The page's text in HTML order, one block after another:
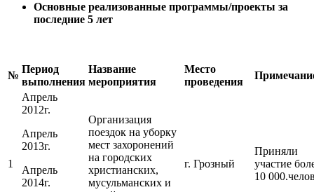
Основные реализованные программы/проекты за
последние 5 лет
№
Период
выполнения
Название
мероприятия
Место
проведения
1
Апрель
2012г.
Апрель
2013г.
Апрель
2014г.
Организация
поездок на уборку
мест захоронений
на городских
христианских,
мусульманских и
г. Грозный
Приняли
участие
10